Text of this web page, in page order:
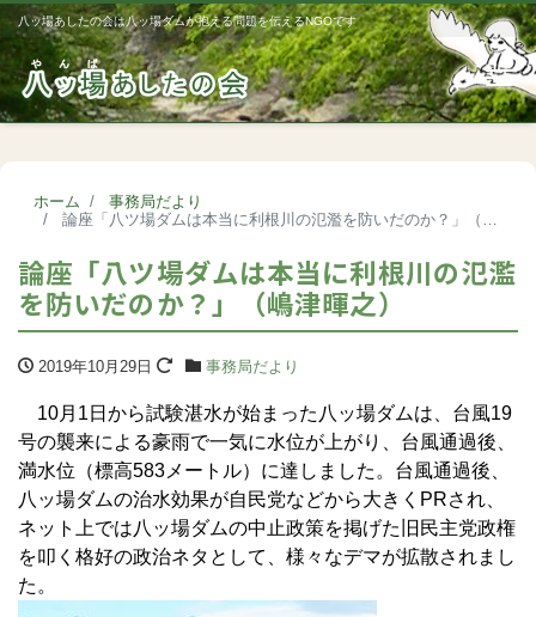
八ッ場あしたの会は八ッ場ダムが抱える問題を伝えるNGOです
ホーム
事務局だより
論座「八ツ場ダムは本当に利根川の氾濫を防いだのか？」（嶋津暉之）
論座「八ツ場ダムは本当に利根川の氾濫
を防いだのか？」（嶋津暉之）
2019年10月29日 事務局だより
10月1日から試験湛水が始まった八ッ場ダムは、台風19
号の襲来による豪雨で一気に水位が上がり、台風通過後、
満水位（標高583メートル）に達しました。台風通過後、
八ッ場ダムの治水効果が自民党などから大きくPRされ、
ネット上では八ッ場ダムの中止政策を掲げた旧民主党政権
を叩く格好の政治ネタとして、様々なデマが拡散されまし
た。